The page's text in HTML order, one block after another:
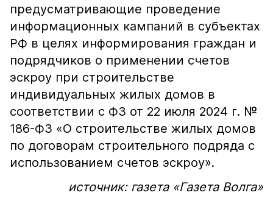
предусматривающие проведение
информационных кампаний в субъектах
РФ в целях информирования граждан и
подрядчиков о применении счетов
эскроу при строительстве
индивидуальных жилых домов в
соответствии с ФЗ от 22 июля 2024 г. №
186-ФЗ «О строительстве жилых домов
по договорам строительного подряда с
использованием счетов эскроу».
источник: газета «Газета Волга»